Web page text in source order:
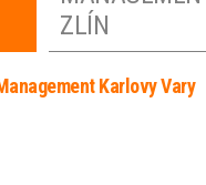
ZLÍN
Karlovy Vary